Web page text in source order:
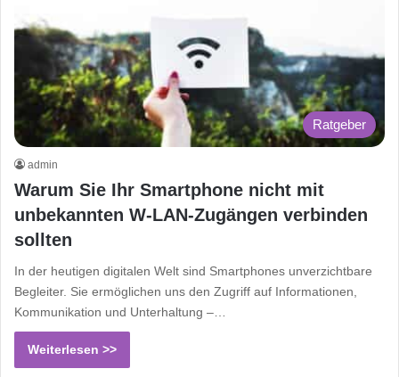
Ratgeber
admin
Warum Sie Ihr Smartphone nicht mit
unbekannten W-LAN-Zugängen verbinden
sollten
In der heutigen digitalen Welt sind Smartphones unverzichtbare
Begleiter. Sie ermöglichen uns den Zugriff auf Informationen,
Kommunikation und Unterhaltung –…
Weiterlesen >>